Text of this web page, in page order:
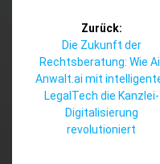
Zurück:
Vorheriger
Beitrag:
Die Zukunft der
Rechtsberatung: Wie
Anwalt.ai mit
LegalTech die Kanzlei-
Digitalisierung
revolutioniert